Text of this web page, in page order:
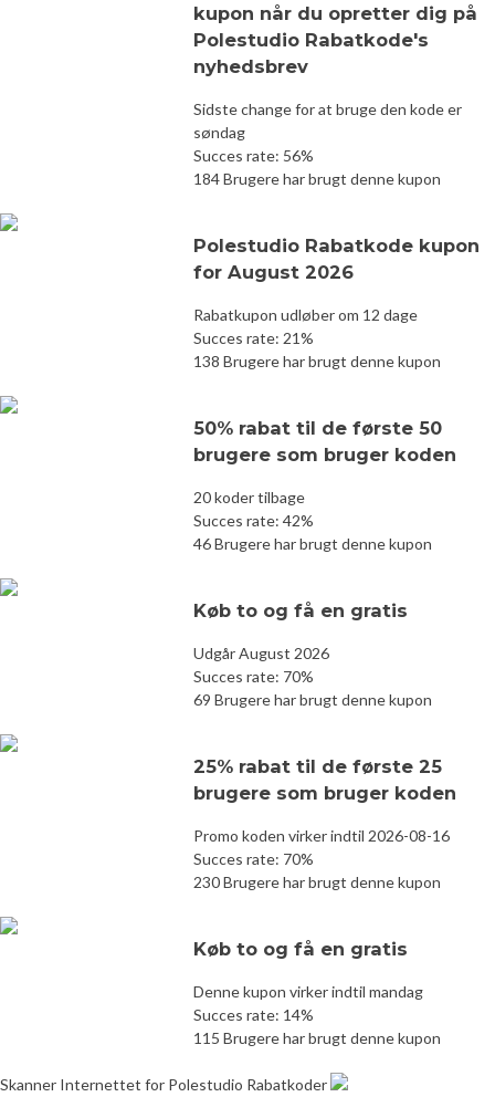
kupon når du opretter dig på
Polestudio Rabatkode's
nyhedsbrev
Sidste change for at bruge den kode er
søndag
Succes rate: 56%
184 Brugere har brugt denne kupon
Polestudio Rabatkode kupon
for August 2026
Rabatkupon udløber om 12 dage
Succes rate: 21%
138 Brugere har brugt denne kupon
50% rabat til de første 50
brugere som bruger koden
20 koder tilbage
Succes rate: 42%
46 Brugere har brugt denne kupon
Køb to og få en gratis
Udgår August 2026
Succes rate: 70%
69 Brugere har brugt denne kupon
25% rabat til de første 25
brugere som bruger koden
Promo koden virker indtil 2026-08-16
Succes rate: 70%
230 Brugere har brugt denne kupon
Køb to og få en gratis
Denne kupon virker indtil mandag
Succes rate: 14%
115 Brugere har brugt denne kupon
Skanner Internettet for Polestudio Rabatkoder